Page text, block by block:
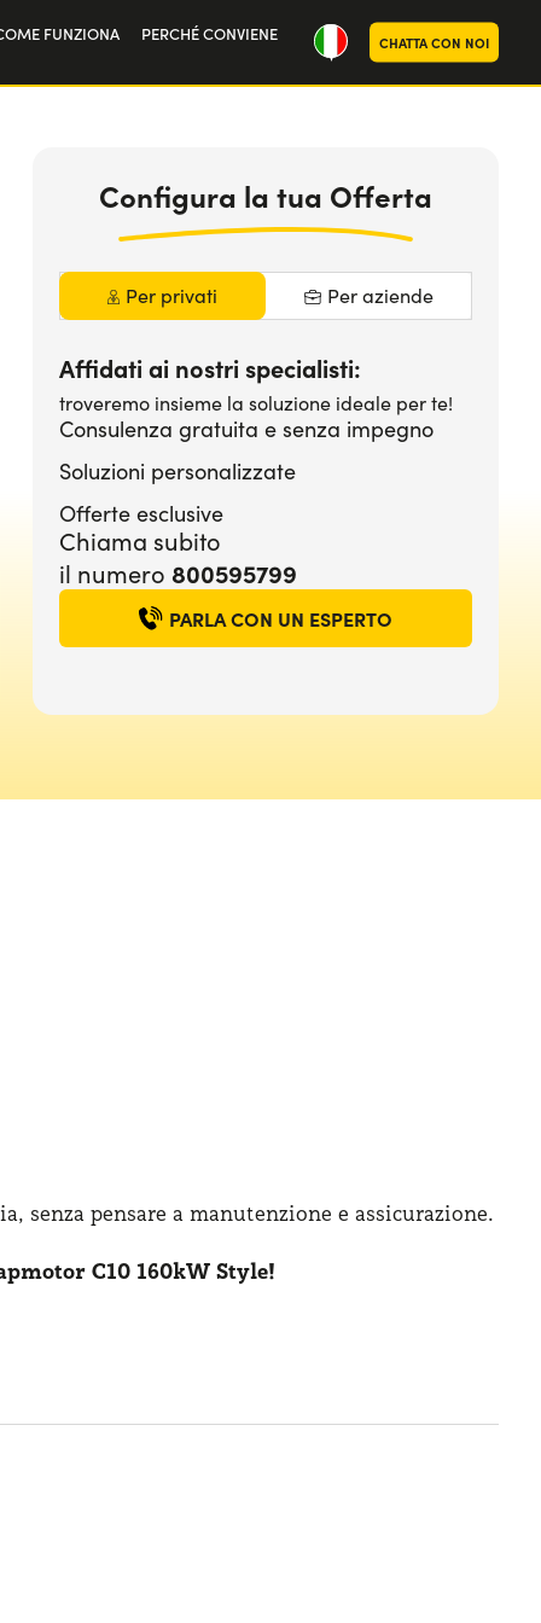
FUNZIONA PERCHÉ CONVIENE CHATTA CON NOI
Configura la tua Offerta
Per privati Per aziende
Affidati ai nostri specialisti:
troveremo insieme la soluzione ideale per te!
Consulenza gratuita e senza impegno
Soluzioni personalizzate
Offerte esclusive
Chiama subito
il numero 800595799
PARLA CON UN ESPERTO
senza pensare a manutenzione e assicurazione.
C10 160kW Style!